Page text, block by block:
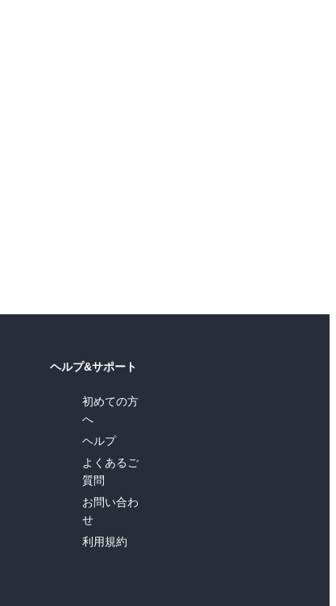
ヘルプ&サポート
初めての方
へ
ヘルプ
よくあるご
質問
お問い合わ
せ
利用規約